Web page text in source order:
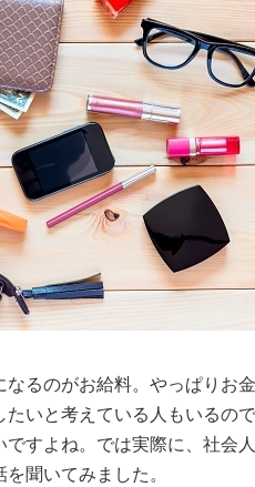
るのがお給料。やっぱりお
いと考えている人もいるの
すよね。では実際に、社会
聞いてみました。